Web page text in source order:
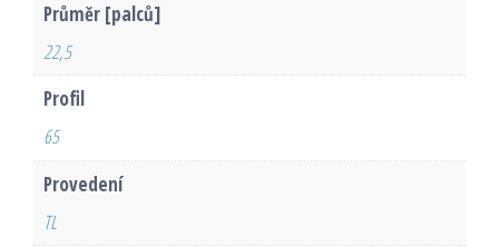
Průměr [palců]
22,5
Profil
65
Provedení
TL